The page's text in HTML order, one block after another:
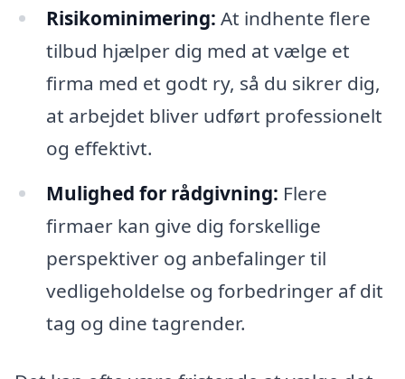
Risikominimering: At indhente flere
tilbud hjælper dig med at vælge et
firma med et godt ry, så du sikrer dig,
at arbejdet bliver udført professionelt
og effektivt.
Mulighed for rådgivning: Flere
firmaer kan give dig forskellige
perspektiver og anbefalinger til
vedligeholdelse og forbedringer af dit
tag og dine tagrender.